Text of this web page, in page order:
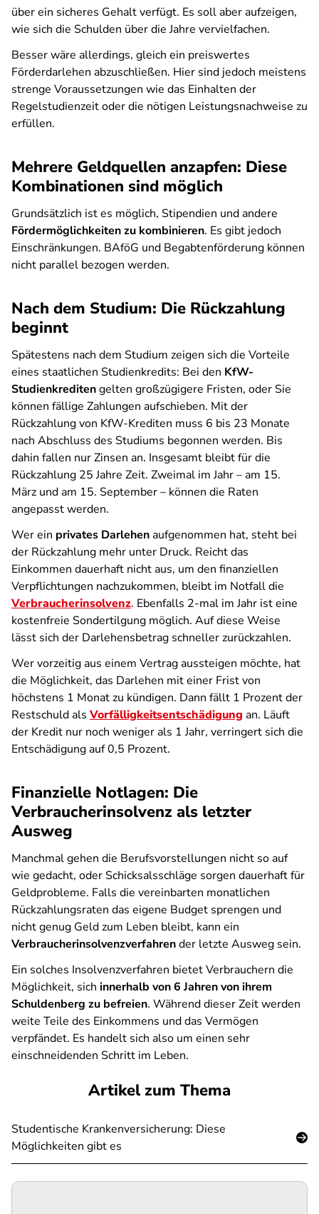
über ein sicheres Gehalt verfügt. Es soll aber aufzeigen,
wie sich die Schulden über die Jahre vervielfachen.
Besser wäre allerdings, gleich ein preiswertes
Förderdarlehen abzuschließen. Hier sind jedoch meistens
strenge Voraussetzungen wie das Einhalten der
Regelstudienzeit oder die nötigen Leistungsnachweise zu
erfüllen.
Mehrere Geldquellen anzapfen: Diese
Kombinationen sind möglich
Grundsätzlich ist es möglich, Stipendien und andere
Fördermöglichkeiten zu kombinieren. Es gibt jedoch
Einschränkungen. BAföG und Begabtenförderung können
nicht parallel bezogen werden.
Nach dem Studium: Die Rückzahlung
beginnt
Spätestens nach dem Studium zeigen sich die Vorteile
eines staatlichen Studienkredits: Bei den KfW-
Studienkreditengelten großzügigere Fristen, oder Sie
können fällige Zahlungen aufschieben. Mit der
Rückzahlung von KfW-Krediten muss 6 bis 23 Monate
nach Abschluss des Studiums begonnen werden. Bis
dahin fallen nur Zinsen an. Insgesamt bleibt für die
Rückzahlung 25 Jahre Zeit. Zweimal im Jahr – am 15.
März und am 15. September – können die Raten
angepasst werden.
Wer ein privates Darlehenaufgenommen hat, steht bei
der Rückzahlung mehr unter Druck. Reicht das
Einkommen dauerhaft nicht aus, um den finanziellen
Verpflichtungen nachzukommen, bleibt im Notfall die
Verbraucherinsolvenz. Ebenfalls 2-mal im Jahr ist eine
kostenfreie Sondertilgung möglich. Auf diese Weise
lässt sich der Darlehensbetrag schneller zurückzahlen.
Wer vorzeitig aus einem Vertrag aussteigen möchte, hat
die Möglichkeit, das Darlehen mit einer Frist von
höchstens 1 Monat zu kündigen. Dann fällt 1 Prozent der
Restschuld als Vorfälligkeitsentschädigung an. Läuft
der Kredit nur noch weniger als 1 Jahr, verringert sich die
Entschädigung auf 0,5 Prozent.
Finanzielle Notlagen: Die
Verbraucherinsolvenz als letzter
Ausweg
Manchmal gehen die Berufsvorstellungen nicht so auf
wie gedacht, oder Schicksalsschläge sorgen dauerhaft für
Geldprobleme. Falls die vereinbarten monatlichen
Rückzahlungsraten das eigene Budget sprengen und
nicht genug Geld zum Leben bleibt, kann ein
Verbraucherinsolvenzverfahrender letzte Ausweg sein.
Ein solches Insolvenzverfahren bietet Verbrauchern die
Möglichkeit, sich innerhalb von 6 Jahren von ihrem
Schuldenberg zu befreien. Während dieser Zeit werden
weite Teile des Einkommens und das Vermögen
verpfändet. Es handelt sich also um einen sehr
einschneidenden Schritt im Leben.
Artikel zum Thema
Studentische Krankenversicherung: Diese
Möglichkeiten gibt es